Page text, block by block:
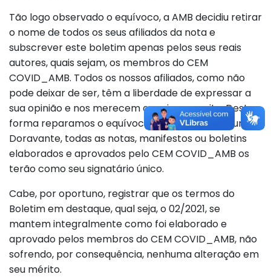
Tão logo observado o equívoco, a AMB decidiu retirar
o nome de todos os seus afiliados da nota e
subscrever este boletim apenas pelos seus reais
autores, quais sejam, os membros do CEM
COVID_AMB. Todos os nossos afiliados, como não
pode deixar de ser, têm a liberdade de expressar a
sua opinião e nos merecem o maior respeito. Desta
forma reparamos o equívoco em tempo oportuno.
Doravante, todas as notas, manifestos ou boletins
elaborados e aprovados pelo CEM COVID_AMB os
terão como seu signatário único.
Cabe, por oportuno, registrar que os termos do
Boletim em destaque, qual seja, o 02/2021, se
mantem integralmente como foi elaborado e
aprovado pelos membros do CEM COVID_AMB, não
sofrendo, por consequência, nenhuma alteração em
seu mérito.